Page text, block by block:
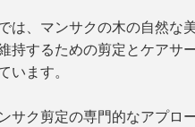
は、マンサクの木の自然な
持するための剪定とケアサ
います。
ンサク剪定の専門的なアプロー